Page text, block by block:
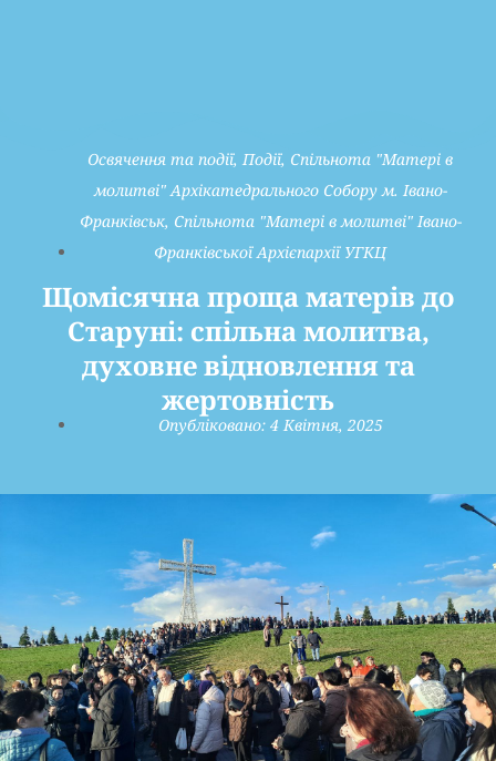
Освячення та події, Події, Спільнота "Матері в
молитві" Архікатедрального Собору м. Івано-
Франківськ, Спільнота "Матері в молитві" Івано-
Франківської Архієпархії УГКЦ
Щомісячна проща матерів до
Старуні: спільна молитва,
духовне відновлення та
жертовність
Опубліковано:4 Квітня, 2025